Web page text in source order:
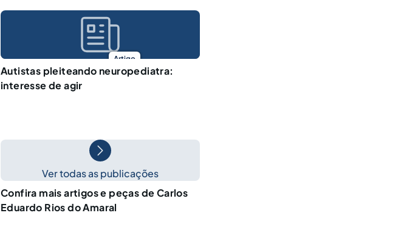
Artigo
Autistas pleiteando neuropediatra:
interesse de agir
Ver todas as publicações
Confira mais artigos e peças de Carlos
Eduardo Rios do Amaral